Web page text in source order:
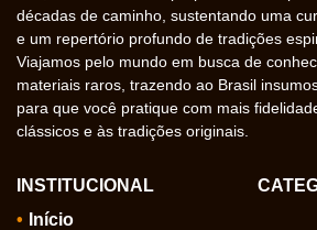
décadas de caminho, sustentando uma
e um repertório profundo de tradições
Viajamos pelo mundo em busca de
materiais raros, trazendo ao Brasil
para que você pratique com mais
clássicos e às tradições originais.
INSTITUCIONAL
Início